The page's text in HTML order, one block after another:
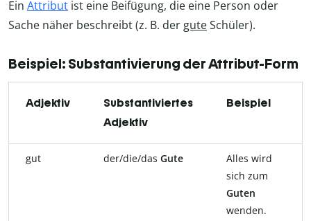
Ein Attribut ist eine Beifügung, die eine Person oder
Sache näher beschreibt (z. B. der guteSchüler).
Beispiel: Substantivierung der Attribut-Form
Adjektiv
Substantiviertes
Adjektiv
Beispiel
gut der/die/das Gute
Alles wird
sich zum
Guten
wenden.